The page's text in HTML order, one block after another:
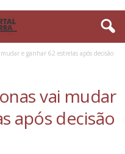
e ganhar 62 estrelas após decisão
vai mudar
após decisão